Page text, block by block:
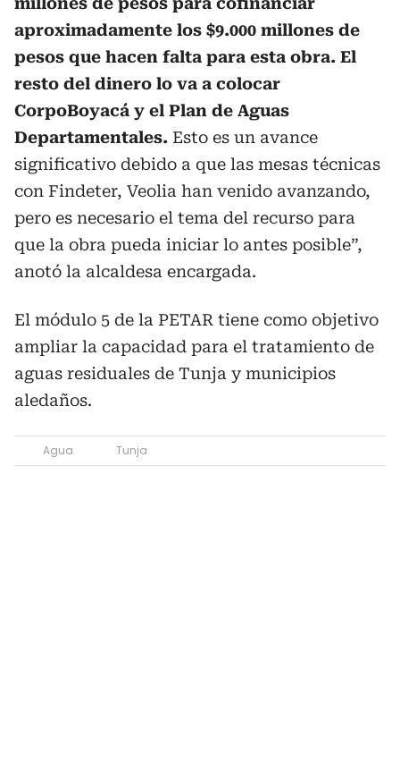
aproximadamente los $9.000 millones de
pesos que hacen falta para esta obra. El
resto del dinero lo va a colocar
CorpoBoyacá y el Plan de Aguas
Departamentales. Esto es un avance
significativo debido a que las mesas técnicas
con Findeter, Veolia han venido avanzando,
pero es necesario el tema del recurso para
que la obra pueda iniciar lo antes posible”,
anotó la alcaldesa encargada.
El módulo 5 de la PETAR tiene como objetivo
ampliar la capacidad para el tratamiento de
aguas residuales de Tunja y municipios
aledaños.
Agua Tunja